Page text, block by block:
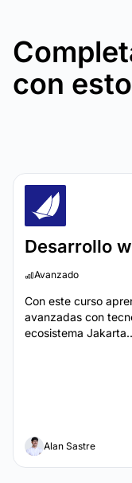
con
Desarrollo
Avanzado
Con este curso
avanzadas con
ecosistema
Alan Sastre